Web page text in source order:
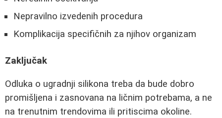
Nepravilno izvedenih procedura
Komplikacija specifičnih za njihov organizam
Zaključak
Odluka o ugradnji silikona treba da bude dobro
promišljena i zasnovana na ličnim potrebama, a ne
na trenutnim trendovima ili pritiscima okoline.